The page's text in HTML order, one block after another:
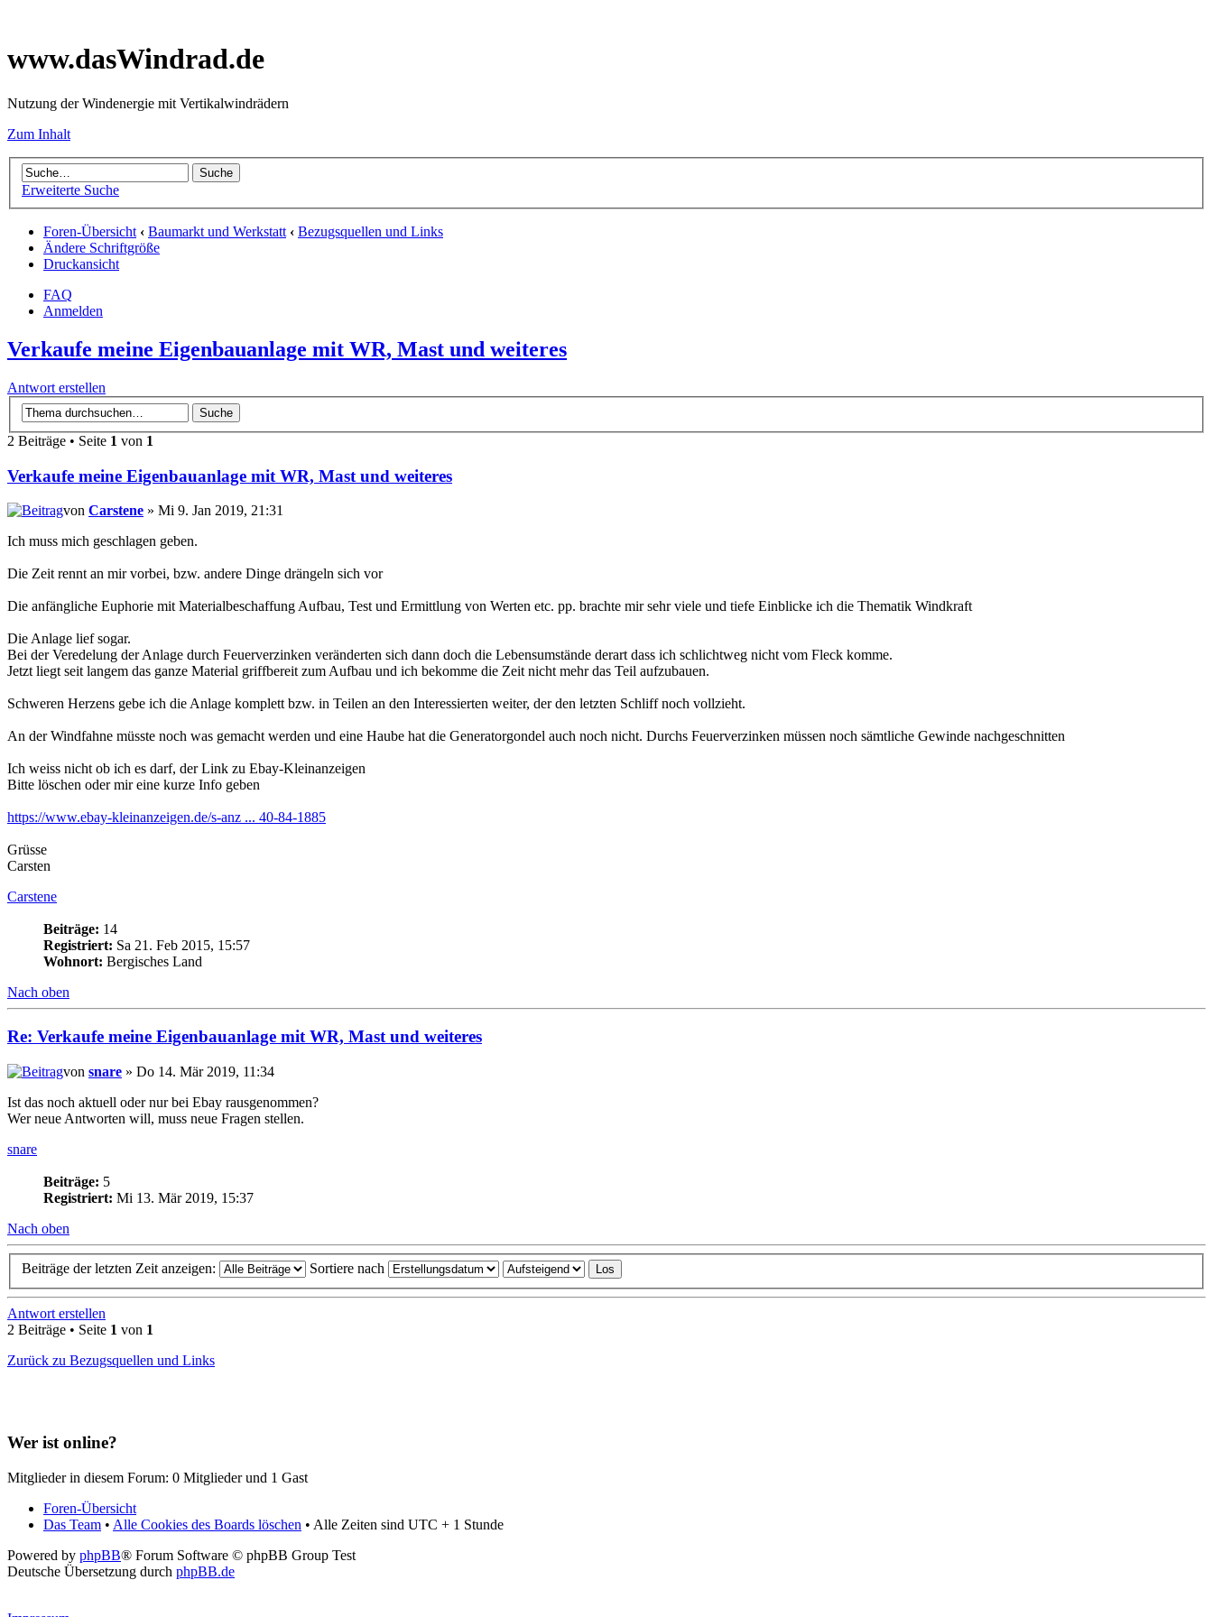
www.dasWindrad.de
Nutzung der Windenergie mit Vertikalwindrädern
Zum Inhalt
Erweiterte Suche
Foren-Übersicht ‹ Baumarkt und Werkstatt ‹ Bezugsquellen und Links
Ändere Schriftgröße
Druckansicht
FAQ
Anmelden
Verkaufe meine Eigenbauanlage mit WR, Mast und weiteres
Antwort erstellen
2 Beiträge • Seite 1 von 1
Verkaufe meine Eigenbauanlage mit WR, Mast und weiteres
von Carstene » Mi 9. Jan 2019, 21:31
Ich muss mich geschlagen geben.
Die Zeit rennt an mir vorbei, bzw. andere Dinge drängeln sich vor
Die anfängliche Euphorie mit Materialbeschaffung Aufbau, Test und Ermittlung von Werten etc. pp. brachte mir sehr viele und tiefe Einblicke ich die Thematik Windkraft
Die Anlage lief sogar.
Bei der Veredelung der Anlage durch Feuerverzinken veränderten sich dann doch die Lebensumstände derart dass ich schlichtweg nicht vom Fleck komme.
Jetzt liegt seit langem das ganze Material griffbereit zum Aufbau und ich bekomme die Zeit nicht mehr das Teil aufzubauen.
Schweren Herzens gebe ich die Anlage komplett bzw. in Teilen an den Interessierten weiter, der den letzten Schliff noch vollzieht.
An der Windfahne müsste noch was gemacht werden und eine Haube hat die Generatorgondel auch noch nicht. Durchs Feuerverzinken müssen noch sämtliche Gewinde nachgeschnitten
Ich weiss nicht ob ich es darf, der Link zu Ebay-Kleinanzeigen
Bitte löschen oder mir eine kurze Info geben
https://www.ebay-kleinanzeigen.de/s-anz ... 40-84-1885
Grüsse
Carsten
Carstene
Beiträge: 14
Registriert: Sa 21. Feb 2015, 15:57
Wohnort: Bergisches Land
Nach oben
Re: Verkaufe meine Eigenbauanlage mit WR, Mast und weiteres
von snare » Do 14. Mär 2019, 11:34
Ist das noch aktuell oder nur bei Ebay rausgenommen?
Wer neue Antworten will, muss neue Fragen stellen.
snare
Beiträge: 5
Registriert: Mi 13. Mär 2019, 15:37
Nach oben
Beiträge der letzten Zeit anzeigen: Sortiere nach
Antwort erstellen
2 Beiträge • Seite 1 von 1
Zurück zu Bezugsquellen und Links
Wer ist online?
Mitglieder in diesem Forum: 0 Mitglieder und 1 Gast
Foren-Übersicht
Das Team • Alle Cookies des Boards löschen • Alle Zeiten sind UTC + 1 Stunde
Powered by phpBB® Forum Software © phpBB Group Test
Deutsche Übersetzung durch phpBB.de